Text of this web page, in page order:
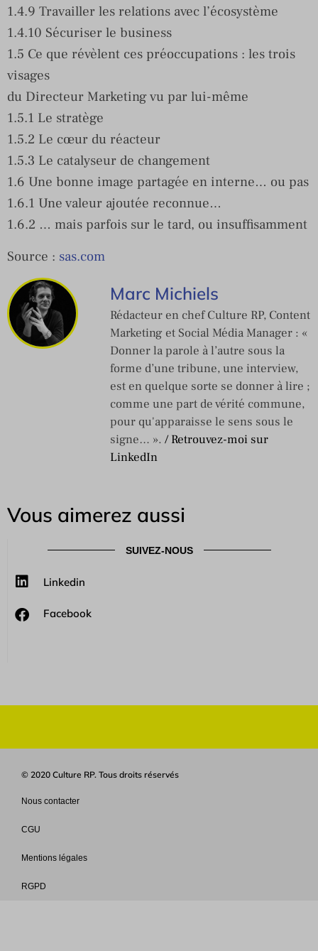
1.4.9 Travailler les relations avec l’écosystème
1.4.10 Sécuriser le business
1.5 Ce que révèlent ces préoccupations : les trois
visages
du Directeur Marketing vu par lui-même
1.5.1 Le stratège
1.5.2 Le cœur du réacteur
1.5.3 Le catalyseur de changement
1.6 Une bonne image partagée en interne… ou pas
1.6.1 Une valeur ajoutée reconnue…
1.6.2 … mais parfois sur le tard, ou insuffisamment
Source : sas.com
Marc Michiels
Rédacteur en chef Culture RP, Content
Marketing et Social Média Manager : «
Donner la parole à l’autre sous la
forme d’une tribune, une interview,
est en quelque sorte se donner à lire ;
comme une part de vérité commune,
pour qu'apparaisse le sens sous le
signe… ». / Retrouvez-moi sur
LinkedIn
Vous aimerez aussi
SUIVEZ-NOUS
Linkedin
Facebook
© 2020 Culture RP. Tous droits réservés
Nous contacter
CGU
Mentions légales
RGPD